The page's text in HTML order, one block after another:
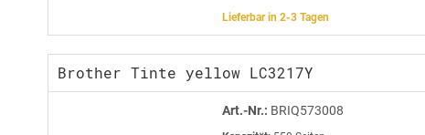
Lieferbar in 2-3 Tagen
Brother Tinte yellow LC3217Y
Art.-Nr.: BRIQ573008